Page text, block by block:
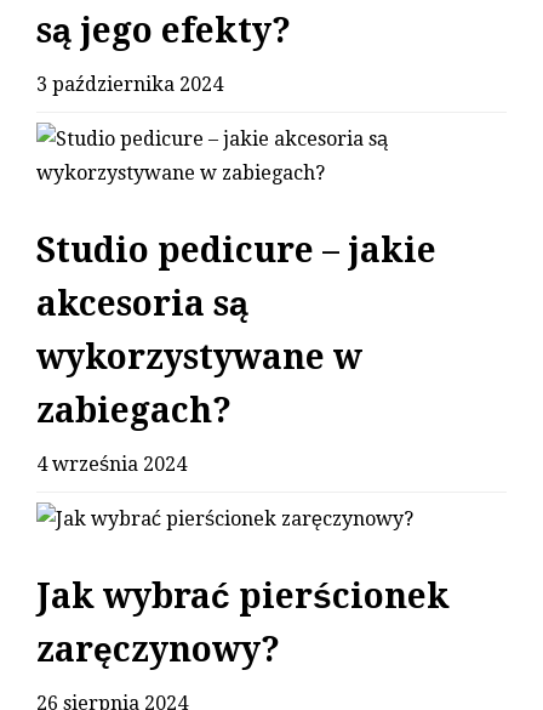
są jego efekty?
3 października 2024
Studio pedicure – jakie
akcesoria są
wykorzystywane w
zabiegach?
4 września 2024
Jak wybrać pierścionek
zaręczynowy?
26 sierpnia 2024